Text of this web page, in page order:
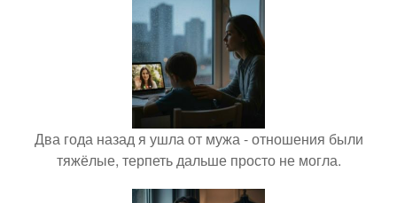
Два года назад я ушла от мужа - отношения были
тяжёлые, терпеть дальше просто не могла.